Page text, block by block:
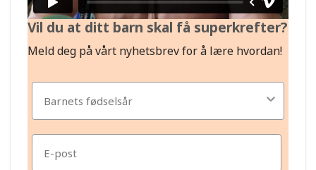
Vil du at ditt barn skal få superkrefter?
Meld deg på vårt nyhetsbrev for å lære hvordan!